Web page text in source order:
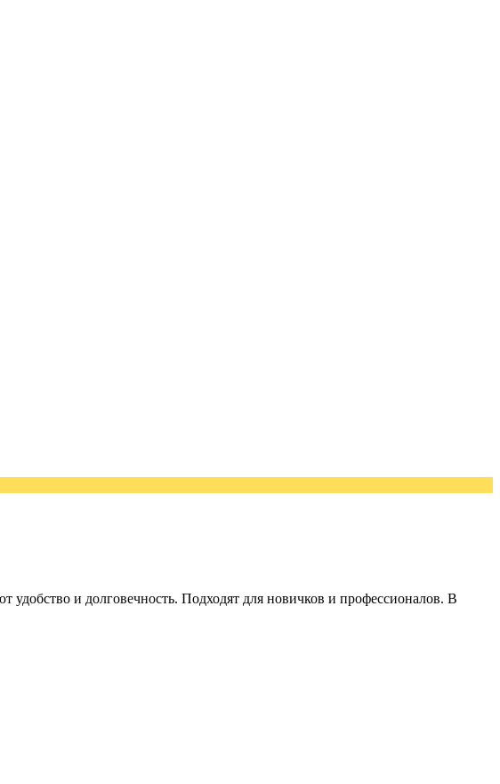
и долговечность. Подходят для новичков и профессионалов. В